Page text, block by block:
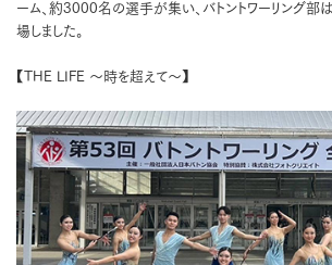
ーム、約3000名の選手が集い、バトントワーリング部
場しました。
【THE LIFE ～時を超えて～】